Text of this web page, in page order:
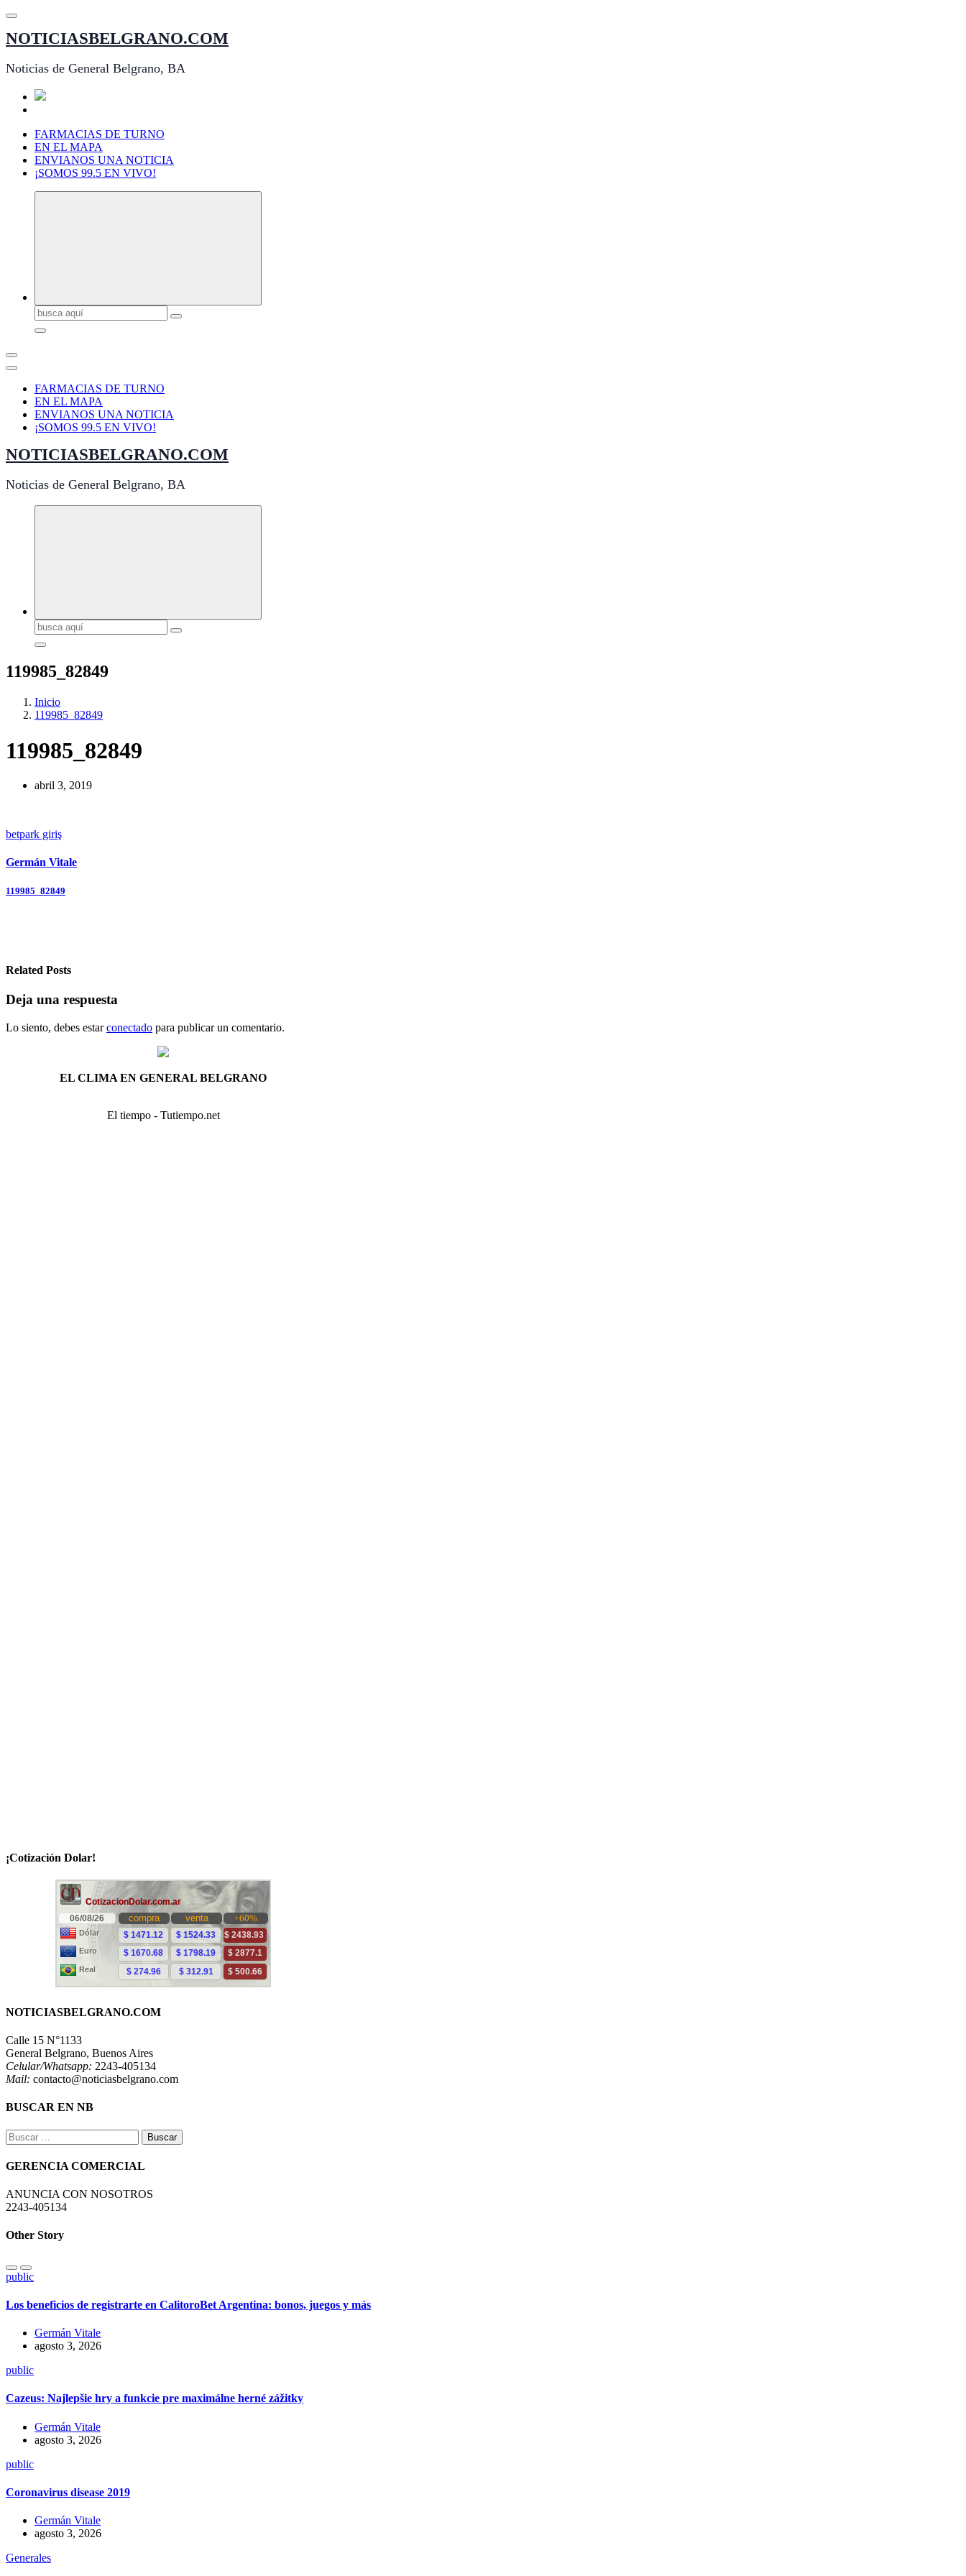
Saltar
contenido
NOTICIASBELGRANO.COM
Noticias de General Belgrano, BA
FARMACIAS DE TURNO
EN EL MAPA
ENVIANOS UNA NOTICIA
¡SOMOS 99.5 EN VIVO!
Buscar:
FARMACIAS DE TURNO
EN EL MAPA
ENVIANOS UNA NOTICIA
¡SOMOS 99.5 EN VIVO!
NOTICIASBELGRANO.COM
Noticias de General Belgrano, BA
Buscar:
119985_82849
Inicio
119985_82849
119985_82849
abril 3, 2019
betpark giriş
Germán Vitale
Navegación
119985_82849
Related Posts
Deja una respuesta
Lo siento, debes estarconectado para publicar un comentario.
EL CLIMA EN GENERAL BELGRANO
El tiempo - Tutiempo.net
¡Cotización Dolar!
NOTICIASBELGRANO.COM
Calle 15 N°1133
General Belgrano, Buenos Aires
Celular/Whatsapp: 2243-405134
Mail: contacto@noticiasbelgrano.com
BUSCAR EN NB
Buscar:
GERENCIA COMERCIAL
ANUNCIA CON NOSOTROS
2243-405134
Other Story
public
Los beneficios de registrarte en CalitoroBet Argentina: bonos, juegos y más
Germán Vitale
agosto 3, 2026
public
Cazeus: Najlepšie hry a funkcie pre maximálne herné zážitky
Germán Vitale
agosto 3, 2026
public
Coronavirus disease 2019
Germán Vitale
agosto 3, 2026
Generales